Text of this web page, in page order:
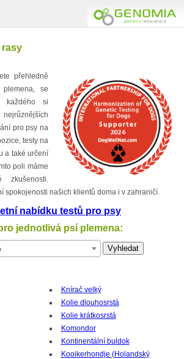
rasy
přehledně
se
každého si
pro psy na
testy na
a také určení
poli máme
zkušenosti.
spokojenosti našich klientů doma i v zahraničí.
nabídku testů pro psy
jednotlivá psí plemena:
Knírač velký
Kolie dlouhosrstá
Kolie krátkosrstá
Komondor
Kontinentální buldok
Kooikerhondje (Holandský